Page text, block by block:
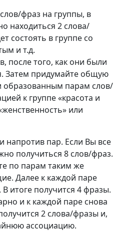
фраз на группы, в
находиться 2 слова/
состоять в группе со
и т.д.
после того, как они были
Затем придумайте общую
образованным парам слов/
к группе «красота и
или
напротив пар. Если Вы все
получиться 8 слов/фраз.
по парам таким же
Далее к каждой паре
итоге получится 4 фразы.
и к каждой паре снова
2 слова/фразы и,
ассоциацию.